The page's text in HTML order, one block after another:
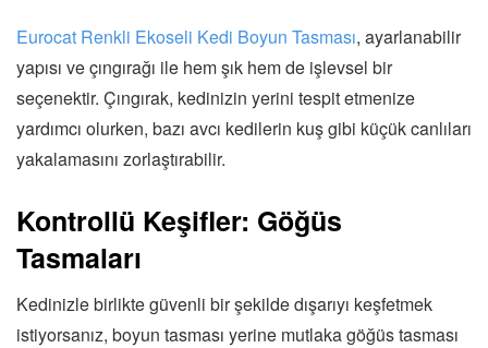
Eurocat Renkli Ekoseli Kedi Boyun Tasması, ayarlanabilir
yapısı ve çıngırağı ile hem şık hem de işlevsel bir
seçenektir. Çıngırak, kedinizin yerini tespit etmenize
yardımcı olurken, bazı avcı kedilerin kuş gibi küçük canlıları
yakalamasını zorlaştırabilir.
Kontrollü Keşifler: Göğüs
Tasmaları
Kedinizle birlikte güvenli bir şekilde dışarıyı keşfetmek
istiyorsanız, boyun tasması yerine mutlaka göğüs tasması